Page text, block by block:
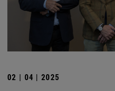
02 | 04 | 2025